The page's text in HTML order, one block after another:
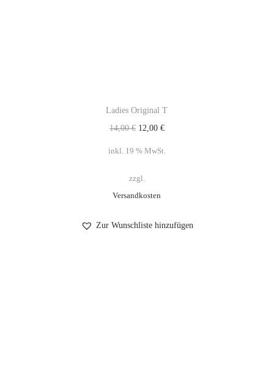
Ladies Original T
14,00€ 12,00 €
inkl. 19 % MwSt.
zzgl.
Versandkosten
Zur Wunschliste hinzufügen